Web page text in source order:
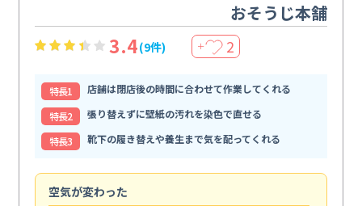
おそうじ本舗
3.4(9件) ＋ 2
特⻑1
店舗は閉店後の時間に合わせて作業してくれる
特⻑2
張り替えずに壁紙の汚れを染色で直せる
特⻑3
靴下の履き替えや養生まで気を配ってくれる
空気が変わった